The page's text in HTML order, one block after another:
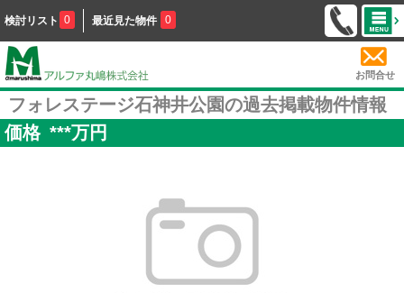
検討リスト 0 最近見た物件 0
お問合せ
フォレステージ石神井公園の過去掲載物件情報
価格 ***万円